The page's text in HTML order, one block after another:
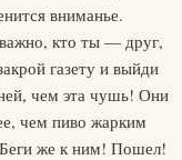
вниманье.
кто ты — друг,
газету и выйди
чем эта чушь! Они
чем пиво жарким
же к ним! Пошел!